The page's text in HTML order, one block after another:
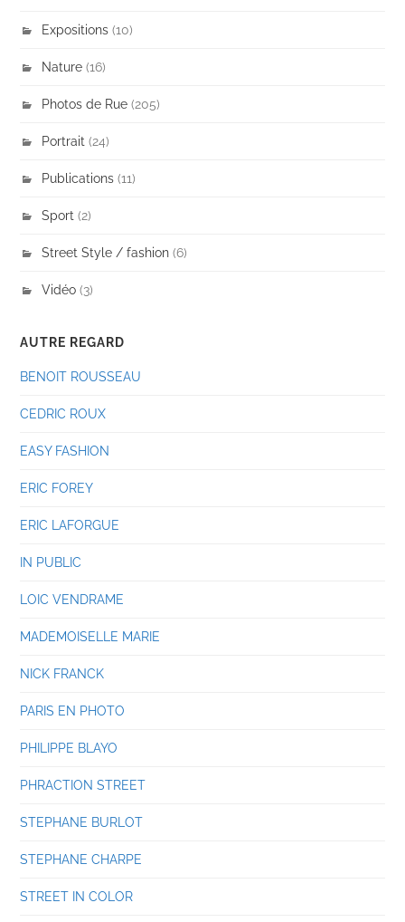
Expositions (10)
Nature (16)
Photos de Rue (205)
Portrait (24)
Publications (11)
Sport (2)
Street Style / fashion (6)
Vidéo (3)
AUTRE REGARD
BENOIT ROUSSEAU
CEDRIC ROUX
EASY FASHION
ERIC FOREY
ERIC LAFORGUE
IN PUBLIC
LOIC VENDRAME
MADEMOISELLE MARIE
NICK FRANCK
PARIS EN PHOTO
PHILIPPE BLAYO
PHRACTION STREET
STEPHANE BURLOT
STEPHANE CHARPE
STREET IN COLOR